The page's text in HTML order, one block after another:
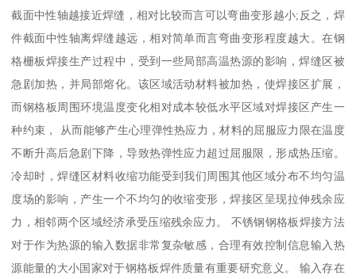
截面中性轴越接近焊缝，相对比较而言可以弯曲变形越小;反之，焊
件截面中性轴离焊缝越远，相对简单而言弯曲变形程度越大。在钢
格栅板焊接生产过程中，受到一些局部高温热源的影响，焊缝区被
急剧加热，并局部熔化。该区域活动材料被加热，使焊接区扩展，
而钢格板周围环境温度变化相对成本较低水平区域对焊接区产生一
种约束， 从而能够产生心理弹性热应力，材料的屈服应力限在温度
不断升高后急剧下降，导致热弹性应力超过屈服限，形成热压缩。
冷却时，焊缝区材料收缩功能受到我们周围其他区域分布不均匀温
度场的影响，产生一个不均匀的收缩变形，焊接区呈现拉伸残余应
力，相邻两个区域经济承受压缩残余应力。 不锈钢钢格板焊接方法
对于作为热源的输入数据非常复杂敏感，合理有效控制信息输入热
源能量的大小国家对于钢格板焊件质量有重要研究意义。 输入存在